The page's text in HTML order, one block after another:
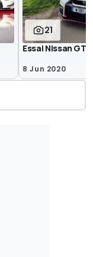
21
Essai Nissan
8 Jun 2020